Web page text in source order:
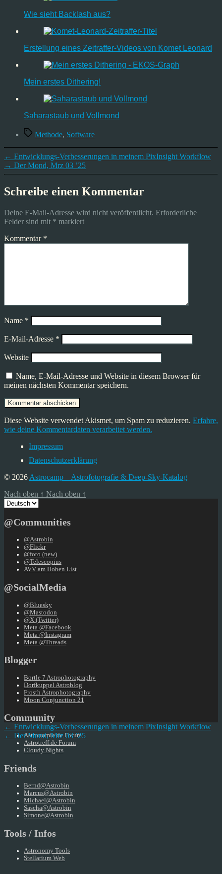
Wie sieht Backlash aus?
Erstellung eines Zeitraffer-Videos von Komet Leonard
Mein erstes Dithering!
Saharastaub und Vollmond
Schlagwörter
Methode, Software
← Entwicklungs-Verbesserungen in meinem PixInsight Workflow
→ Der Mond, Mrz 03 ’25
Schreibe einen Kommentar
Deine E-Mail-Adresse wird nicht veröffentlicht. Erforderliche
Felder sind mit * markiert
Kommentar *
Name *
E-Mail-Adresse *
Website
Name, E-Mail-Adresse und Website in diesem Browser für
meinen nächsten Kommentar speichern.
Diese Website verwendet Akismet, um Spam zu reduzieren. Erfahre,
wie deine Kommentardaten verarbeitet werden.
Impressum
Datenschutzerklärung
© 2026 Astrocamp – Astrofotografie & Deep-Sky-Katalog
Nach oben ↑ Nach oben ↑
Sprache
auswählen
@Communities
@Astrobin
@Flickr
@foto (new)
@Telescopius
AVV am Hohen List
@SocialMedia
@Bluesky
@Mastodon
@X (Twitter)
Meta @Facebook
Meta @Instagram
Meta @Threads
Blogger
Bortle 7 Astrophotography
Dorfkuppel Astroblog
Frosth Astrophotography
Moon Conjunction 21
Community
Astronomie.de Forum
Astrotreff.de Forum
Cloudy Nights
Friends
Bernd@Astrobin
Marcus@Astrobin
Michael@Astrobin
Sascha@Astrobin
Simone@Astrobin
Tools / Infos
Astronomy Tools
Stellarium Web
← Entwicklungs-Verbesserungen in meinem PixInsight Workflow
← Der Mond, Mrz 03 ’25